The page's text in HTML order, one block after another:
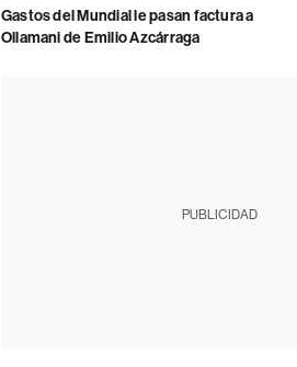
Gastos del Mundial le pasan factura a
Ollamani de Emilio Azcárraga
PUBLICIDAD